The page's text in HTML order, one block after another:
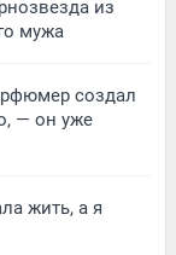
из
мужа
создал
— он уже
жить, а я